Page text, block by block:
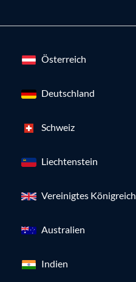
Österreich
Deutschland
Schweiz
Liechtenstein
Vereinigtes Königreich
Australien
Indien